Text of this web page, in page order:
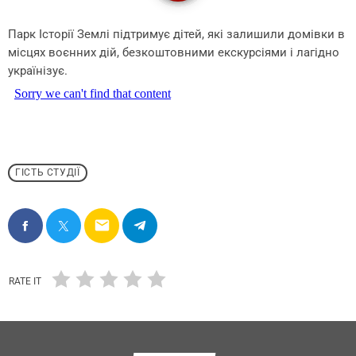
Парк Історії Землі підтримує дітей, які залишили домівки в
місцях воєнних дій, безкоштовними екскурсіями і лагідно
українізує.
ГІСТЬ СТУДІЇ
email
RATE IT